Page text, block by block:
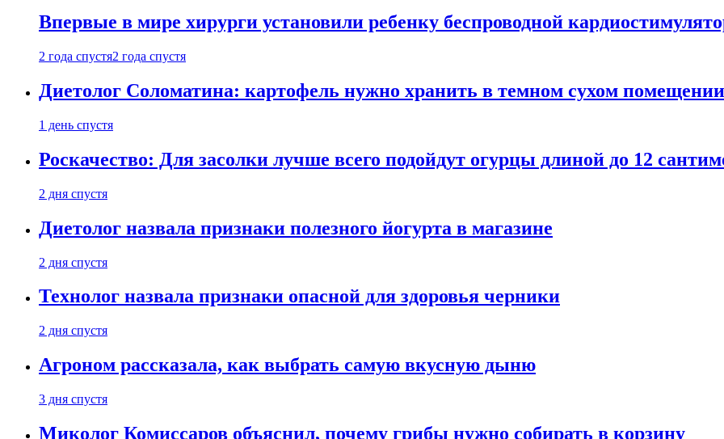
Впервые в мире хирурги установили ребенку беспроводной
2 года спустя2 года спустя
Диетолог Соломатина: картофель нужно хранить в темном сухом помещении
1 день спустя
Роскачество: Для засолки лучше всего подойдут огурцы длиной до 12
2 дня спустя
Диетолог назвала признаки полезного йогурта в магазине
2 дня спустя
Технолог назвала признаки опасной для здоровья черники
2 дня спустя
Агроном рассказала, как выбрать самую вкусную дыню
3 дня спустя
Миколог Комиссаров объяснил, почему грибы нужно собирать в корзину